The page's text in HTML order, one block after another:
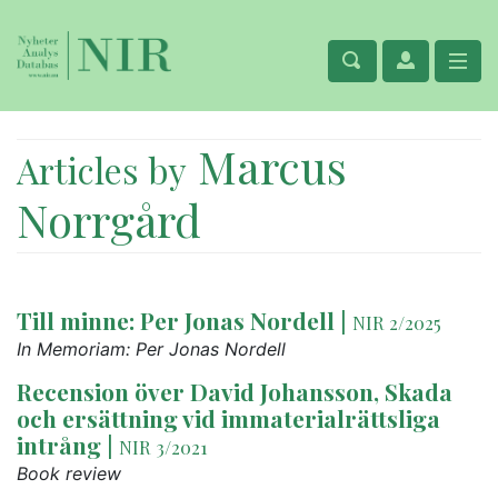
Articles by Marcus
Norrgård
Till minne: Per Jonas Nordell | NIR 2/2025
In Memoriam: Per Jonas Nordell
Recension över David Johansson, Skada
och ersättning vid immaterialrättsliga
intrång | NIR 3/2021
Book review